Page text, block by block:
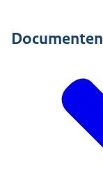
Documenten